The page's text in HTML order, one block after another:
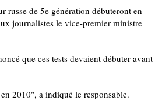
russe de 5e génération débuteront en
journalistes le vice-premier ministre
que ces tests devaient débuter avant
2010", a indiqué le responsable.